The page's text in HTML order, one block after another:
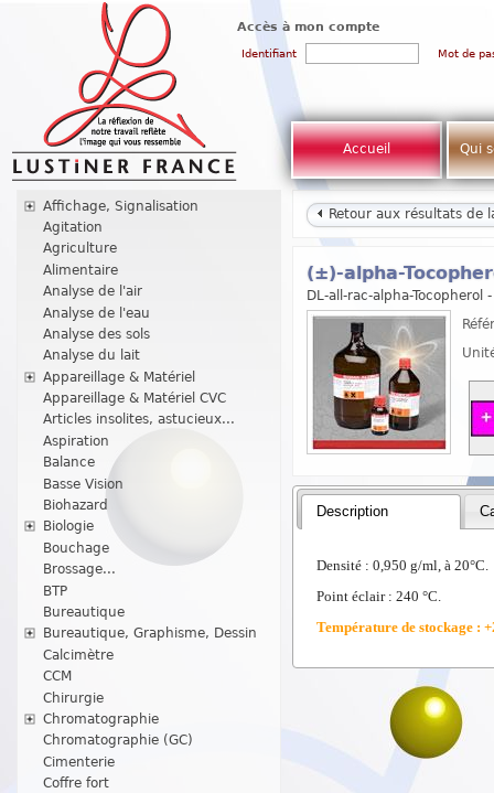
Accès à mon compte
Identifiant Mot de
Accueil Qui
Affichage, Signalisation
Agitation
Agriculture
Alimentaire
Analyse de l'air
Analyse de l'eau
Analyse des sols
Analyse du lait
Appareillage & Matériel
Appareillage & Matériel CVC
Articles insolites, astucieux...
Aspiration
Balance
Basse Vision
Biohazard
Biologie
Bouchage
Brossage...
BTP
Bureautique
Bureautique, Graphisme, Dessin
Calcimètre
CCM
Chirurgie
Chromatographie
Chromatographie (GC)
Cimenterie
Coffre fort
Retour aux résultats de
(±)-alpha-
DL-all-rac-alpha-Tocopherol
Description
Densité : 0,950 g/ml, à 20°C.
Point éclair : 240 °C.
Température de stockage :